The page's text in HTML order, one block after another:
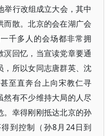
举行改组成立大会，其中
散。北京的会在湖广会
千多人的会场都非常拥
回忆，当宣读党章要通
，所以女同志唐群英、沈
至直奔台上向宋教仁寻
然有不少维持大局的人尽
。幸得刚刚抵达北京的孙
到控制（孙8月24日到